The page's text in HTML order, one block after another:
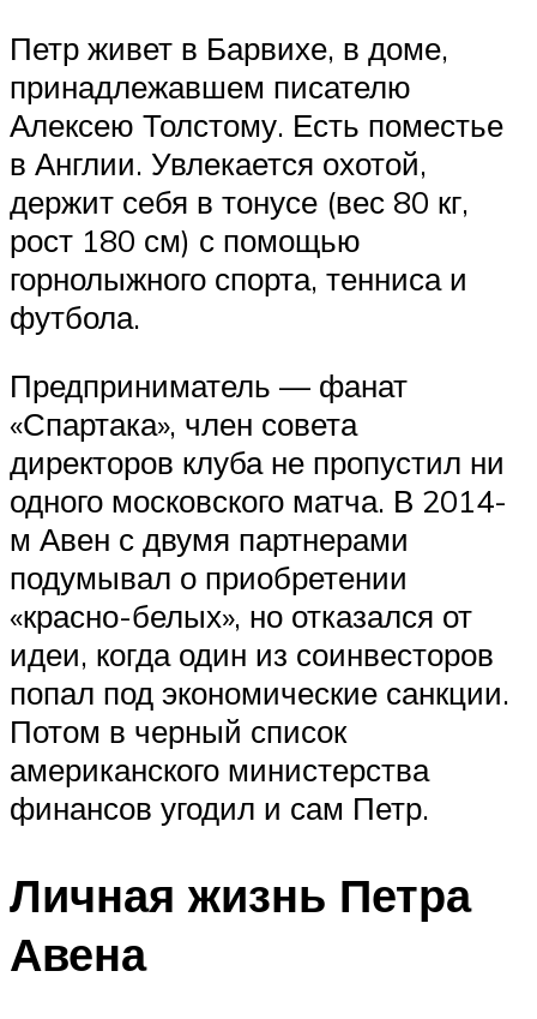
Петр живет в Барвихе, в доме,
принадлежавшем писателю
Алексею Толстому. Есть поместье
в Англии. Увлекается охотой,
держит себя в тонусе (вес 80 кг,
рост 180 см) с помощью
горнолыжного спорта, тенниса и
футбола.
Предприниматель — фанат
«Спартака», член совета
директоров клуба не пропустил ни
одного московского матча. В 2014-
м Авен с двумя партнерами
подумывал о приобретении
«красно-белых», но отказался от
идеи, когда один из соинвесторов
попал под экономические санкции.
Потом в черный список
американского министерства
финансов угодил и сам Петр.
Личная жизнь Петра
Авена